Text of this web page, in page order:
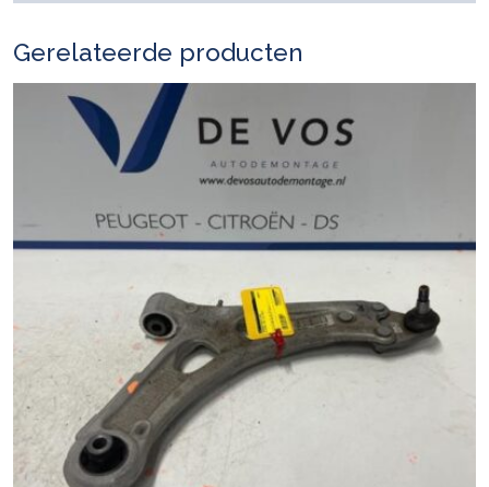
Gerelateerde producten